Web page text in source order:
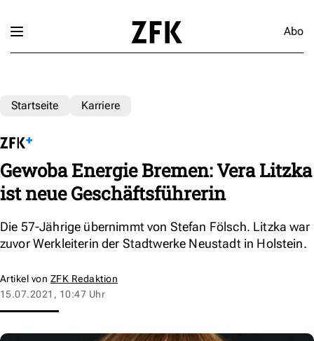
Abo
Startseite Karriere
Gewoba Energie Bremen: Vera Litzka
ist neue Geschäftsführerin
Die 57-Jährige übernimmt von Stefan Fölsch. Litzka war
zuvor Werkleiterin der Stadtwerke Neustadt in Holstein.
Artikel von ZFK Redaktion
15.07.2021, 10:47 Uhr